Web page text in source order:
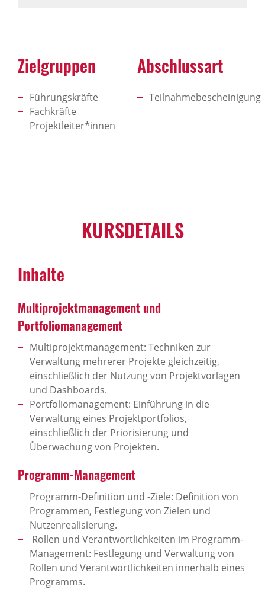
Zielgruppen
Führungskräfte
Fachkräfte
Projektleiter*innen
Abschlussart
Teilnahmebescheinigung
KURSDETAILS
Inhalte
Multiprojektmanagement und
Portfoliomanagement
Multiprojektmanagement: Techniken zur
Verwaltung mehrerer Projekte gleichzeitig,
einschließlich der Nutzung von Projektvorlagen
und Dashboards.
Portfoliomanagement: Einführung in die
Verwaltung eines Projektportfolios,
einschließlich der Priorisierung und
Überwachung von Projekten.
Programm-Management
Programm-Definition und -Ziele: Definition von
Programmen, Festlegung von Zielen und
Nutzenrealisierung.
Rollen und Verantwortlichkeiten im Programm-
Management: Festlegung und Verwaltung von
Rollen und Verantwortlichkeiten innerhalb eines
Programms.